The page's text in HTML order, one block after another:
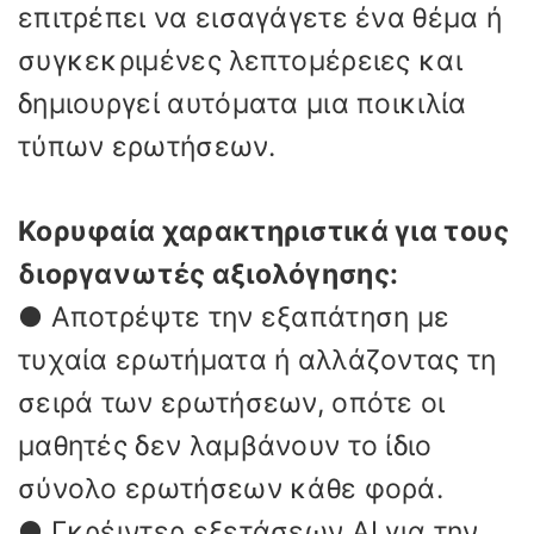
επιτρέπει να εισαγάγετε ένα θέμα ή
συγκεκριμένες λεπτομέρειες και
δημιουργεί αυτόματα μια ποικιλία
τύπων ερωτήσεων.
Κορυφαία χαρακτηριστικά για τους
διοργανωτές αξιολόγησης:
● Αποτρέψτε την εξαπάτηση με
τυχαία ερωτήματα ή αλλάζοντας τη
σειρά των ερωτήσεων, οπότε οι
μαθητές δεν λαμβάνουν το ίδιο
σύνολο ερωτήσεων κάθε φορά.